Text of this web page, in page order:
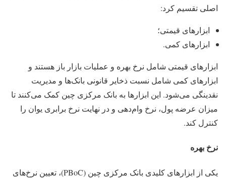
اصلی تقسیم کرد:
ابزارهای قیمتی؛
ابزارهای کمی.
ابزارهای قیمتی شامل نرخ بهره و عملیات بازار باز هستند و
ابزارهای کمی شامل نسبت ذخایر قانونی بانک‌ها و مدیریت
نقدینگی می‌شود. این ابزارها به بانک مرکزی چین کمک می‌کنند تا
میزان عرضه پول، نرخ وام‌دهی و در نهایت نرخ برابری یوان را
کنترل کند.
نرخ بهره
یکی از ابزارهای کلیدی بانک مرکزی چین (PBoC)، تعیین نرخ‌های